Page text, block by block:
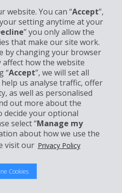
website. You can “Accept”,
setting anytime at your
” you only allow the
that make our site work.
by changing your browser
how the website
“Accept”, we will set all
us analyse traffic, offer
as well as personalised
out more about the
decide your optional
select “Manage my
about how we use the
visit our Privacy Policy
Cookies
Inc.
Conditions d'utilisation du site